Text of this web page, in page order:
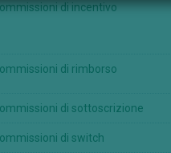
di incentivo
di rimborso
di sottoscrizione
di switch
può apprezzarsi o
è investito, quando questa è
le Informazioni, così come
Sicav declina qualsiasi
tramite un link a tali siti.